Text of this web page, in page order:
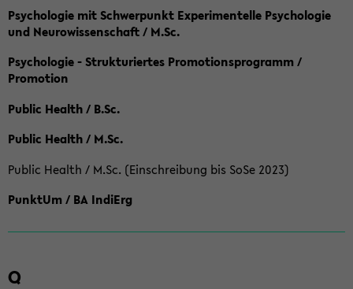
Psychologie mit Schwerpunkt Experimentelle Psychologie
und Neurowissenschaft / M.Sc.
Psychologie - Strukturiertes Promotionsprogramm /
Promotion
Public Health / B.Sc.
Public Health / M.Sc.
Public Health / M.Sc. (Einschreibung bis SoSe 2023)
PunktUm / BA IndiErg
Q